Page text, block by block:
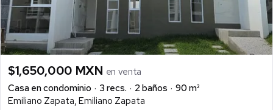
$1,650,000 MXN en venta
Casa en condominio
3 recs. 2 baños
90 m²
Emiliano Zapata, Emiliano Zapata